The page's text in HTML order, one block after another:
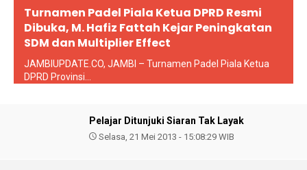
Turnamen Padel Piala Ketua DPRD Resmi
Dibuka, M. Hafiz Fattah Kejar Peningkatan
SDM dan Multiplier Effect
JAMBIUPDATE.CO, JAMBI – Turnamen Padel Piala Ketua
DPRD Provinsi...
Pelajar Ditunjuki Siaran Tak Layak
Selasa, 21 Mei 2013 - 15:08:29 WIB